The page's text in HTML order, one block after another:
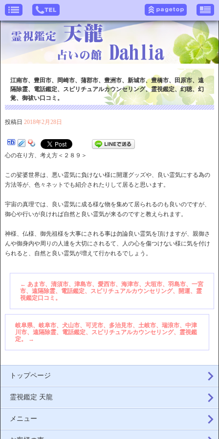
江南市、豊田市、岡崎市、蒲郡市、豊洲市、新城市、豊橋市、田原市、遠
隔除霊、電話鑑定、スピリチュアルカウンセリング、霊視鑑定、幻聴、幻
覚、御祓い口コミ。
投稿日 2018年2月28日
心の在り方、考え方＜２８９＞
この娑婆世界は、悪い霊気に負けない様に開運グッズや、良い霊気にする為の
方法等が、色々ネットでも紹介されたりして居ると思います。
宇宙の真理では、良い霊気に成る様な物を集めて居られるのも良いのですが、
御心や行いが良ければ自然と良い霊気が来るのですと教えられます。
神様、仏様、御先祖様を大事にされる事は勿論良い霊気を頂けますが、親御さ
んや御身内や周りの人達を大切にされるて、人の心を傷つけない様に気を付け
られると、自然と良い霊気が増えて行かれるでしょう。
← あま市、清須市、津島市、愛西市、海津市、大垣市、羽島市、一宮
市、遠隔除霊、電話鑑定、スピリチュアルカウンセリング、開運、霊
視鑑定口コミ。
岐阜県、岐阜市、犬山市、可児市、多治見市、土岐市、瑞浪市、中津
川市、遠隔除霊、電話鑑定、スピリチュアルカウンセリング、霊視鑑
定。
→
トップページ
霊視鑑定 天龍
メニュー